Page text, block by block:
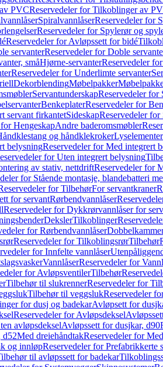
PVCReservedeler for Tilkoblinger av
SpiralvannlåserReservedeler for
Reservedeler for Spylerør og
Reservedeler for Avløpssett for bidé
servanterReservedeler for Doble
småHjørne-servanterReservedeler
Reservedeler for Underlimte servanter
DekorblendingMøbelpakker
ServantunderskapReservedeler for
BenkeplaterReservedeler for
servant firkantetSideskapReservedeler for
HengeskapAndre baderomsmøbler
og håndklekrokerLyselementer
belysningReservedeler for Med integrert
for Uten integrert belysning
av stativ, nettdriftReservedeler for
for Stående montasje, blandebatteri
for TilbehørFor servantkraner
for servantRørbendvannlåser
Reservedeler for Dykkrørvannlåser for
DekslerTilkoblinger
for Rørbendvannlåser
Reservedeler for TilkoblingsrørTilbehør
for Innfelte vannlåser
VannlåserReservedeler for
for AvløpsventilerTilbehør
Tilbehør til slukrennerReservedeler for
Tilbehør til veggslukReservedeler
for dusj og badekarAvløpsett for
Reservedeler for Avløpsdeksel
avløpsdekselAvløpssett for dusjkar, d90
d52Med dreiehåndtakReservedeler for
og innløpReservedeler for Prefabrikkerte
til avløpssett for badekar